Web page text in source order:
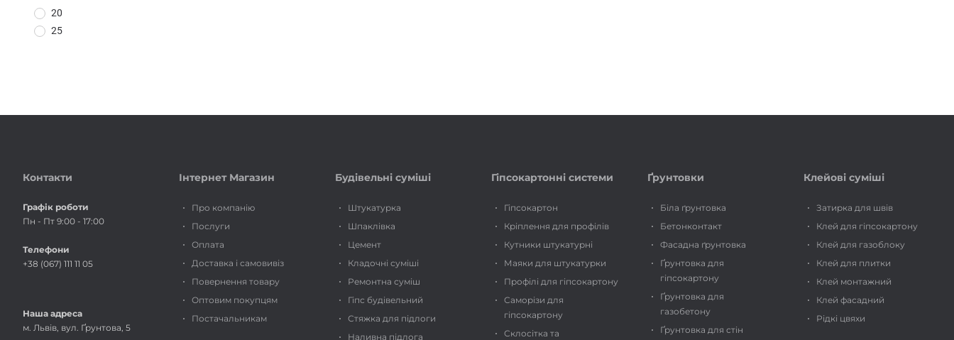
20
25
Контакти
Графік роботи
Пн - Пт 9:00 - 17:00
Телефони
+38 (067) 111 11 05
Наша адреса
м. Львів, вул. Ґрунтова, 5
Інтернет Магазин
Про компанію
Послуги
Оплата
Доставка і самовивіз
Повернення товару
Оптовим покупцям
Постачальникам
Будівельні суміші
Штукатурка
Шпаклівка
Цемент
Кладочні суміші
Ремонтна суміш
Гіпс будівельний
Стяжка для підлоги
Наливна підлога
Гіпсокартонні системи
Гіпсокартон
Кріплення для профілів
Кутники штукатурні
Маяки для штукатурки
Профілі для гіпсокартону
Саморізи для
гіпсокартону
Склосітка та
Ґрунтовки
Біла ґрунтовка
Бетонконтакт
Фасадна ґрунтовка
Ґрунтовка для
гіпсокартону
Ґрунтовка для
газобетону
Ґрунтовка для стін
Клейові суміші
Затирка для швів
Клей для гіпсокартону
Клей для газоблоку
Клей для плитки
Клей монтажний
Клей фасадний
Рідкі цвяхи